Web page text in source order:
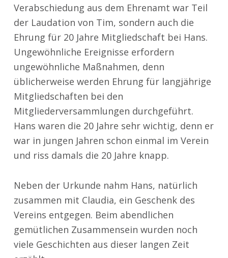
Verabschiedung aus dem Ehrenamt war Teil
der Laudation von Tim, sondern auch die
Ehrung für 20 Jahre Mitgliedschaft bei Hans.
Ungewöhnliche Ereignisse erfordern
ungewöhnliche Maßnahmen, denn
üblicherweise werden Ehrung für langjährige
Mitgliedschaften bei den
Mitgliederversammlungen durchgeführt.
Hans waren die 20 Jahre sehr wichtig, denn er
war in jungen Jahren schon einmal im Verein
und riss damals die 20 Jahre knapp.
Neben der Urkunde nahm Hans, natürlich
zusammen mit Claudia, ein Geschenk des
Vereins entgegen. Beim abendlichen
gemütlichen Zusammensein wurden noch
viele Geschichten aus dieser langen Zeit